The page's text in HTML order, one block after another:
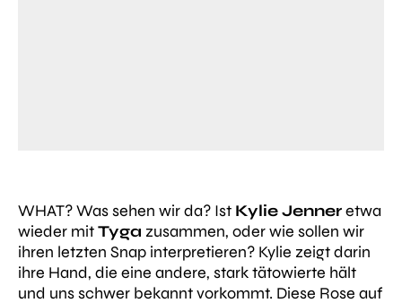
WHAT? Was sehen wir da? Ist Kylie Jenneretwa
wieder mitTyga zusammen, oder wie sollen wir
ihren letzten Snap interpretieren? Kylie zeigt darin
ihre Hand, die eine andere, stark tätowierte hält
und uns schwer bekannt vorkommt. Diese Rose auf